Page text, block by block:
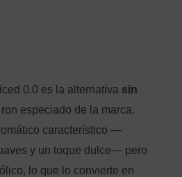
0.0 es la alternativa sin
especiado de la marca.
característico —
y un toque dulce— pero
lo que lo convierte en